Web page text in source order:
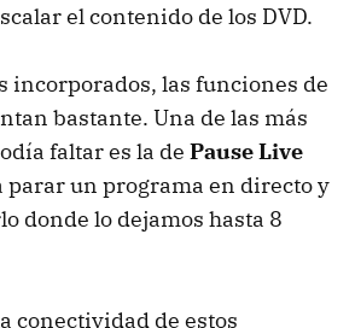
el contenido de los DVD.
incorporados, las funciones de
bastante. Una de las más
faltar es la de Pause Live
parar un programa en directo y
donde lo dejamos hasta 8
conectividad de estos